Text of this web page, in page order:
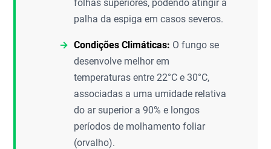
folhas superiores, podendo atingir a
palha da espiga em casos severos.
Condições Climáticas: O fungo se
desenvolve melhor em
temperaturas entre 22°C e 30°C,
associadas a uma umidade relativa
do ar superior a 90% e longos
períodos de molhamento foliar
(orvalho).